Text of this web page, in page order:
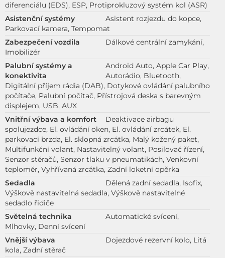
diferenciálu (EDS), ESP, Protiprokluzový systém kol (ASR)
Asistenční systémy
Asistent rozjezdu do kopce,
Parkovací kamera, Tempomat
Zabezpečení vozdila
Dálkové centrální zamykání,
Imobilizér
Palubní systémy a
konektivita
Android Auto, Apple Car Play,
Autorádio, Bluetooth,
Digitální příjem rádia (DAB), Dotykové ovládání palubního
počítače, Palubní počítač, Přístrojová deska s barevným
displejem, USB, AUX
Vnitřní výbava a komfort
Deaktivace airbagu
spolujezdce, El. ovládání oken, El. ovládání zrcátek, El.
parkovací brzda, El. sklopná zrcátka, Malý kožený paket,
Multifunkční volant, Nastavitelný volant, Posilovač řízení,
Senzor stěračů, Senzor tlaku v pneumatikách, Venkovní
teploměr, Vyhřívaná zrcátka, Zadní loketní opěrka
Sedadla
Dělená zadní sedadla, Isofix,
Výškově nastavitelná sedadla, Výškově nastavitelné
sedadlo řidiče
Světelná technika
Automatické svícení,
Mlhovky, Denní svícení
Vnější výbava
Dojezdové rezervní kolo, Litá
kola, Zadní stěrač